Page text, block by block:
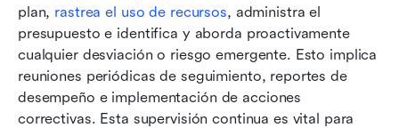
plan, rastrea el uso de recursos, administra el
presupuesto e identifica y aborda proactivamente
cualquier desviación o riesgo emergente. Esto implica
reuniones periódicas de seguimiento, reportes de
desempeño e implementación de acciones
correctivas. Esta supervisión continua es vital para